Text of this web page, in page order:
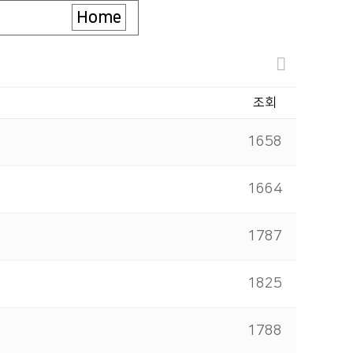
Home
조회
1658
1664
1787
1825
1788